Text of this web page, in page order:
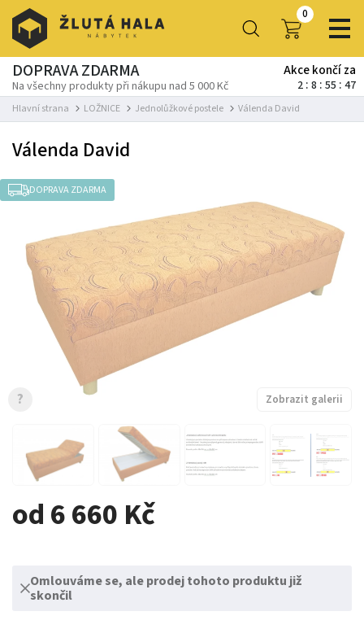
0
DOPRAVA ZDARMA
Na všechny produkty při nákupu nad 5 000 Kč
Akce končí za
2 8 55 47
Hlavní strana LOŽNICE Jednolůžkové postele Válenda David
od 6 660 Kč
Omlouváme se, ale prodej tohoto produktu již
skončil
Válenda David
DOPRAVA ZDARMA
Zobrazit galerii
?